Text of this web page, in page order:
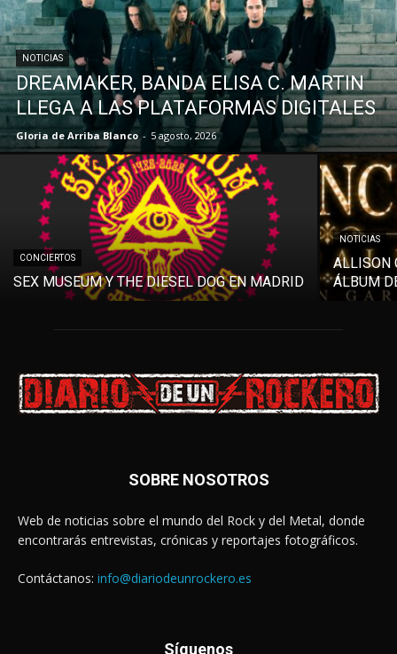
NOTICIAS
DREAMAKER, BANDA ELISA C. MARTIN
LLEGA A LAS PLATAFORMAS DIGITALES
Gloria de Arriba Blanco - 5 agosto, 2026
CONCIERTOS
SEX MUSEUM Y THE DIESEL DOG EN MADRID
NOTICIAS
ALLISON
ÁLBUM
SOBRE NOSOTROS
Web de noticias sobre el mundo del Rock y del Metal, donde
encontrarás entrevistas, crónicas y reportajes fotográficos.
Contáctanos: info@diariodeunrockero.es
Síguenos